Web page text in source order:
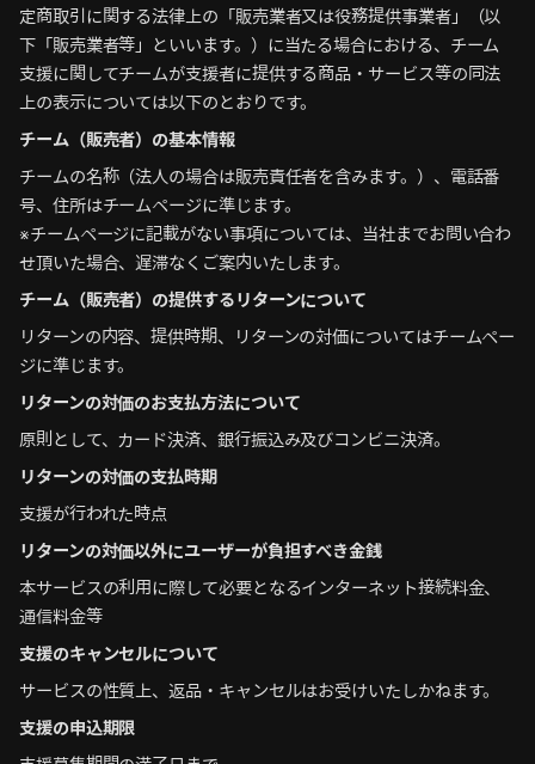
定商取引に関する法律上の「販売業者又は役務提供事業者」（以
下「販売業者等」といいます。）に当たる場合における、チーム
支援に関してチームが支援者に提供する商品・サービス等の同法
上の表示については以下のとおりです。
チーム（販売者）の基本情報
チームの名称（法人の場合は販売責任者を含みます。）、電話番
号、住所はチームページに準じます。
※チームページに記載がない事項については、当社までお問い合わ
せ頂いた場合、遅滞なくご案内いたします。
チーム（販売者）の提供するリターンについて
リターンの内容、提供時期、リターンの対価についてはチームペー
ジに準じます。
リターンの対価のお支払方法について
原則として、カード決済、銀行振込み及びコンビニ決済。
リターンの対価の支払時期
支援が行われた時点
リターンの対価以外にユーザーが負担すべき金銭
本サービスの利用に際して必要となるインターネット接続料金、
通信料金等
支援のキャンセルについて
サービスの性質上、返品・キャンセルはお受けいたしかねます。
支援の申込期限